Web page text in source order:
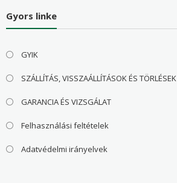
Gyors linke
GYIK
SZÁLLÍTÁS, VISSZAÁLLÍTÁSOK ÉS TÖRLÉSEK
GARANCIA ÉS VIZSGÁLAT
Felhasználási feltételek
Adatvédelmi irányelvek